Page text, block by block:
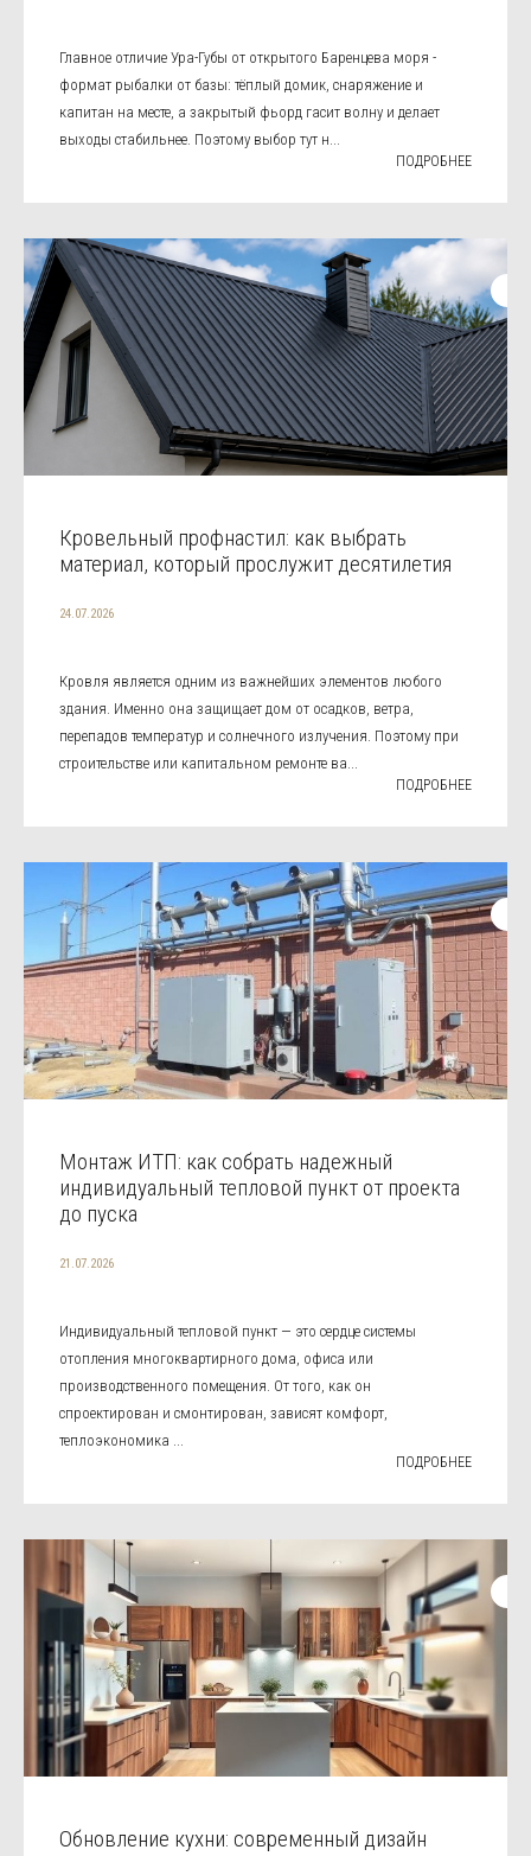
Главное отличие Ура-Губы от открытого Баренцева моря -
формат рыбалки от базы: тёплый домик, снаряжение и
капитан на месте, а закрытый фьорд гасит волну и делает
выходы стабильнее. Поэтому выбор тут н...
ПОДРОБНЕЕ
Кровельный профнастил: как выбрать
материал, который прослужит десятилетия
24.07.2026
Кровля является одним из важнейших элементов любого
здания. Именно она защищает дом от осадков, ветра,
перепадов температур и солнечного излучения. Поэтому при
строительстве или капитальном ремонте ва...
ПОДРОБНЕЕ
Монтаж ИТП: как собрать надежный
индивидуальный тепловой пункт от проекта
до пуска
21.07.2026
Индивидуальный тепловой пункт — это сердце системы
отопления многоквартирного дома, офиса или
производственного помещения. От того, как он
спроектирован и смонтирован, зависят комфорт,
теплоэкономика ...
ПОДРОБНЕЕ
Обновление кухни: современный дизайн